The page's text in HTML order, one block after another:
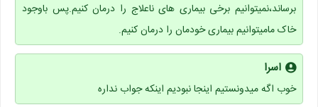
برساند،نمیتوانیم برخی بیماری های ناعلاج را درمان کنیم.پس باوجود
خاک مامیتوانیم بیماری خودمان را درمان کنیم.
اسرا
خوب اگه میدونستیم اینجا نبودیم اینکه جواب نداره